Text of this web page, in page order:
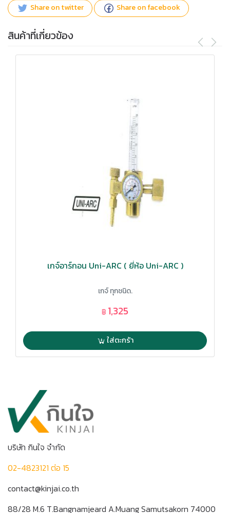
Share on twitter Share on facebook
สินค้าที่เกี่ยวข้อง
เกจ์อาร์กอน Uni-ARC ( ยี่ห้อ Uni-ARC )
เกจ์ ทุกชนิด.
฿ 1,325
ใส่ตะกร้า
บริษัท กินใจ จำกัด
02-4823121 ต่อ 15
contact@kinjai.co.th
88/28 M.6 T.Bangnamjeard A.Muang Samutsakorn 74000